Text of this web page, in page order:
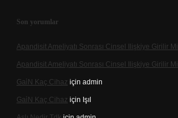
Son yorumlar
Apandisit Ameliyatı Sonrası Cinsel Ilişkiye Girilir Mi
Apandisit Ameliyatı Sonrası Cinsel Ilişkiye Girilir Mi
Gai̇N Kaç Cihaz için admin
Gai̇N Kaç Cihaz için Işıl